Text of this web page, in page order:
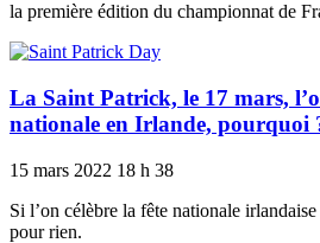
la première édition du championnat de
La Saint Patrick, le 17 mars,
nationale en Irlande, pourquoi
15 mars 2022 18 h 38
Si l’on célèbre la fête nationale
pour rien.